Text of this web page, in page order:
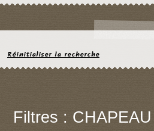
Réinitialiser la recherche
Filtres : CHAPEAU